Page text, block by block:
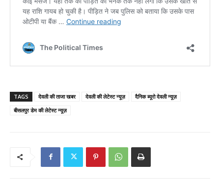
TAGS देवली की ताजा खबर देवली की लेटेस्ट न्यूज़
दैनिक ब्यूरो देवली न्यूज़
बीसलपुर डेम की लेटेस्ट न्यूज़